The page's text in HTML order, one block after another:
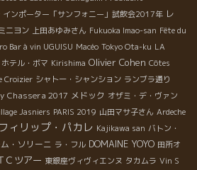
インポーター「サンフォニー」試飲会2017年 レ
ニヨン 上田あゆみさん Fukuoka Imao-san Fête du
Bar à vin UGUISU Macéo Tokyo Ota-ku LA
ホテル・ボマ Kirishima Olivier Cohen Côtes
Croizier シャトー・シャンション ランブラ通り
Chassera 2017 メドック オザミ・デ・ヴァン
Jasniers PARIS 2019 山田マサ子さん Ardeche
フィリップ・パカレ Kajikawa san バトン・
・ソリーニ ラ・フル DOMAINE YOYO 田所オ
Ｃツアー 東銀座ヴィヴィエンヌ タカムラ Vin S